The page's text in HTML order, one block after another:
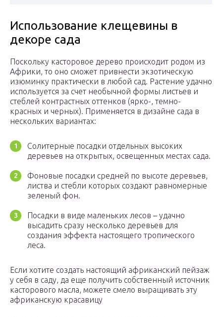
Использование клещевины в
декоре сада
Поскольку касторовое дерево происходит родом из
Африки, то оно сможет привнести экзотическую
изюминку практически в любой сад. Растение удачно
используется за счет необычной формы листьев и
стеблей контрастных оттенков (ярко-, темно-
красных и черных). Применяется в дизайне сада в
нескольких вариантах:
Солитерные посадки отдельных высоких
деревьев на открытых, освещенных местах сада.
Фоновые посадки средней по высоте деревьев,
листва и стебли которых создают равномерные
зеленый фон.
Посадки в виде маленьких лесов – удачно
высадить сразу несколько деревьев для
создания эффекта настоящего тропического
леса.
Если хотите создать настоящий африканский пейзаж
у себя в саду, да еще получить собственный источник
касторового масла, можете смело выращивать эту
африканскую красавицу